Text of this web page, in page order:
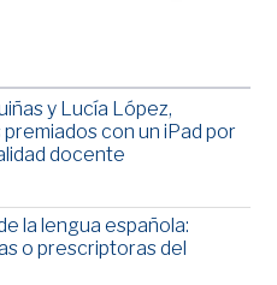
y Lucía López,
con un iPad por
docente
la lengua española:
o prescriptoras del